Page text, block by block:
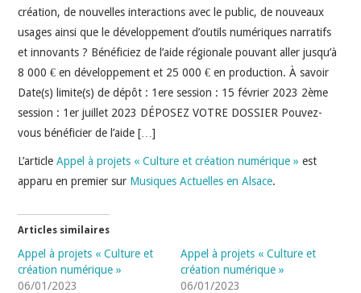
création, de nouvelles interactions avec le public, de nouveaux
usages ainsi que le développement d’outils numériques narratifs
et innovants ? Bénéficiez de l’aide régionale pouvant aller jusqu’à
8 000 € en développement et 25 000 € en production. À savoir
Date(s) limite(s) de dépôt : 1ere session : 15 février 2023 2ème
session : 1er juillet 2023 DÉPOSEZ VOTRE DOSSIER Pouvez-
vous bénéficier de l’aide […]
L’articleAppel à projets « Culture et création numérique » est
apparu en premier sur Musiques Actuelles en Alsace.
Articles similaires
Appel à projets « Culture et
création numérique »
06/01/2023
Appel à projets « Culture et
création numérique »
06/01/2023